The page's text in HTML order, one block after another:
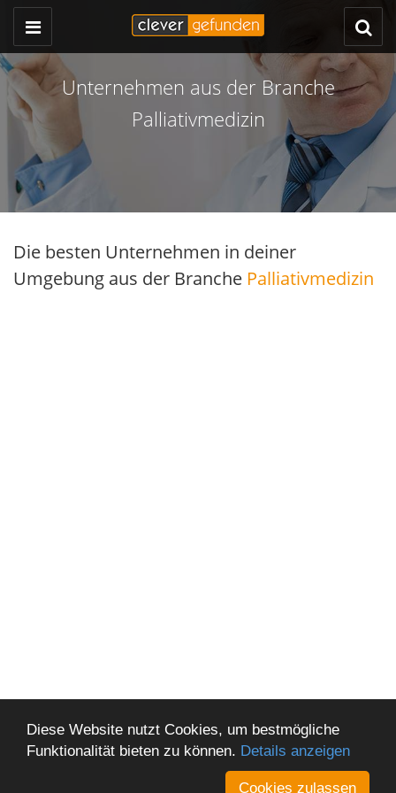
Unternehmen aus der Branche
Palliativmedizin
Die besten Unternehmen in deiner
Umgebung aus der Branche Palliativmedizin
Diese Website nutzt Cookies, um bestmögliche
Funktionalität bieten zu können. Details anzeigen
Cookies zulassen